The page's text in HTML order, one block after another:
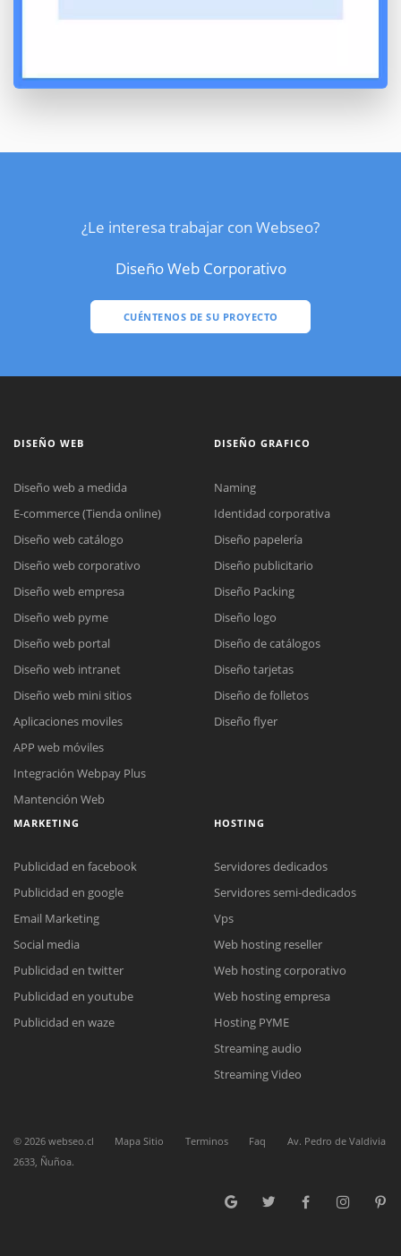
¿Le interesa trabajar con Webseo?
Diseño Web Corporativo
CUÉNTENOS DE SU PROYECTO
Reunión online
Nuestros ejecutivos le enviarán un correo electrónico con el enlace a
Meet para la reunión online.
Cotización
Complete el formulario y nos contactaremos a la brevedad.
Chat Online
para enviarnos un correo electrónico con sus datos personales.
DISEÑO WEB
Diseño web a medida
E-commerce (Tienda online)
Diseño web catálogo
Diseño web corporativo
Diseño web empresa
Diseño web pyme
Diseño web portal
Diseño web intranet
Diseño web mini sitios
Aplicaciones moviles
APP web móviles
Integración Webpay Plus
Mantención Web
DISEÑO GRAFICO
Naming
Identidad corporativa
Diseño papelería
Diseño publicitario
Diseño Packing
Diseño logo
Diseño de catálogos
Diseño tarjetas
Diseño de folletos
Diseño flyer
MARKETING
Publicidad en facebook
Publicidad en google
Email Marketing
Social media
Publicidad en twitter
Publicidad en youtube
Publicidad en waze
HOSTING
Servidores dedicados
Servidores semi-dedicados
Vps
Web hosting reseller
Web hosting corporativo
Web hosting empresa
Hosting PYME
Streaming audio
Streaming Video
© 2026 webseo.cl Mapa Sitio Terminos Faq
Av. Pedro de Valdivia
2633, Ñuñoa.